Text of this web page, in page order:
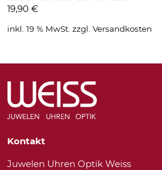
19,90 €
inkl. 19 % MwSt. zzgl. Versandkosten
Kontakt
Juwelen Uhren Optik Weiss